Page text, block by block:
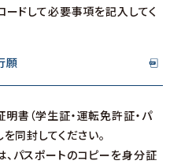
ドして必要事項を記入してく
願
書（学生証・運転免許証・パ
同封してください。
パスポートのコピーを身分証